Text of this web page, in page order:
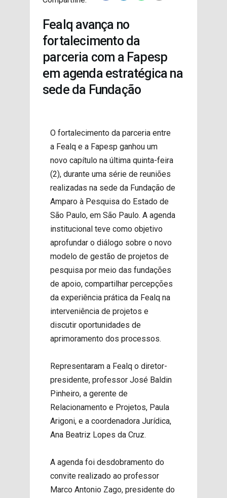
Fealq avança no
fortalecimento da
parceria com a Fapesp
em agenda estratégica na
sede da Fundação
O fortalecimento da parceria entre
a Fealq e a Fapesp ganhou um
novo capítulo na última quinta-feira
(2), durante uma série de reuniões
realizadas na sede da Fundação de
Amparo à Pesquisa do Estado de
São Paulo, em São Paulo. A agenda
institucional teve como objetivo
aprofundar o diálogo sobre o novo
modelo de gestão de projetos de
pesquisa por meio das fundações
de apoio, compartilhar percepções
da experiência prática da Fealq na
interveniência de projetos e
discutir oportunidades de
aprimoramento dos processos.
Representaram a Fealq o diretor-
presidente, professor José Baldin
Pinheiro, a gerente de
Relacionamento e Projetos, Paula
Arigoni, e a coordenadora Jurídica,
Ana Beatriz Lopes da Cruz.
A agenda foi desdobramento do
convite realizado ao professor
Marco Antonio Zago, presidente do